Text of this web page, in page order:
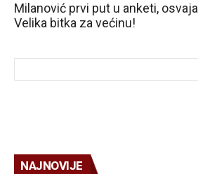
Milanović prvi put u anketi,
Velika bitka za većinu!
NAJNOVIJE